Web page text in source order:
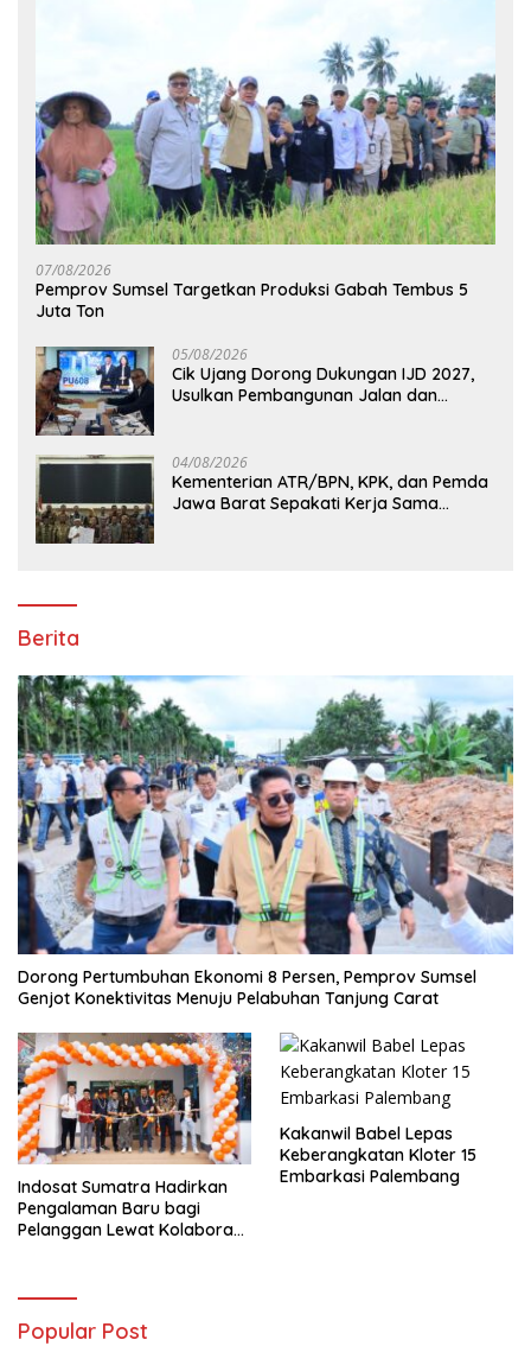
07/08/2026
Pemprov Sumsel Targetkan Produksi Gabah Tembus 5
Juta Ton
05/08/2026
Cik Ujang Dorong Dukungan IJD 2027,
Usulkan Pembangunan Jalan dan
04/08/2026
Kementerian ATR/BPN, KPK, dan Pemda
Jawa Barat Sepakati Kerja Sama
Berita
Dorong Pertumbuhan Ekonomi 8 Persen, Pemprov Sumsel
Genjot Konektivitas Menuju Pelabuhan Tanjung Carat
Indosat Sumatra Hadirkan
Pengalaman Baru bagi
Pelanggan Lewat Kolaborasi
Kakanwil Babel Lepas
Keberangkatan Kloter 15
Embarkasi Palembang
Popular Post